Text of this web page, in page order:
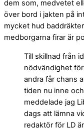
dem som, medvetet
över bord i jakten på
mycket hud
medborgarna firar är
Till skillnad från
nödvändighet
andra får chans
tiden nu inne
meddelade jag
dags att lämna
redaktör för LD